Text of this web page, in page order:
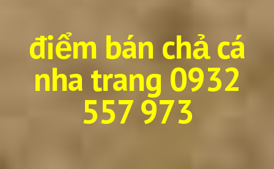
điểm bán chả cá
nha trang 0932
557 973